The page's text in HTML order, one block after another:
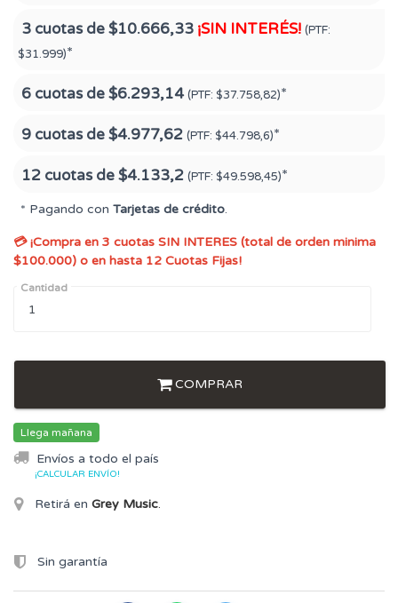
3 cuotas de$10.666,33 ¡SIN INTERÉS! (PTF:
$31.999)*
6 cuotas de$6.293,14 (PTF: $37.758,82)*
9 cuotas de$4.977,62 (PTF: $44.798,6)*
12 cuotas de$4.133,2 (PTF: $49.598,45)*
* Pagando con Tarjetas de crédito.
💳 ¡Compra en 3 cuotas SIN INTERES (total de orden minima
$100.000) o en hasta 12 Cuotas Fijas!
Cantidad
COMPRAR
Llega mañana
Envíos a todo el país
¡CALCULAR ENVÍO!
Retirá en Grey Music.
Sin garantía